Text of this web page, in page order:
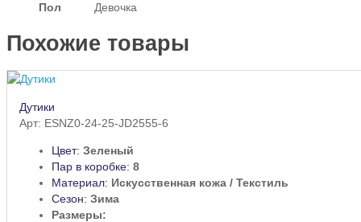
Пол
Девочка
Похожие товары
Дутики
Арт: ESNZ0-24-25-JD2555-6
Цвет: Зеленый
Пар в коробке: 8
Материал: Искусственная кожа / Текстиль
Сезон: Зима
Размеры: